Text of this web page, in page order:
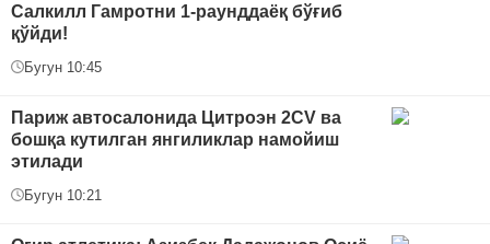
Салкилл Гамротни 1-раунддаёқ бўғиб
қўйди!
Бугун 10:45
Париж автосалонида Цитроэн 2CV ва
бошқа кутилган янгиликлар намойиш
этилади
Бугун 10:21